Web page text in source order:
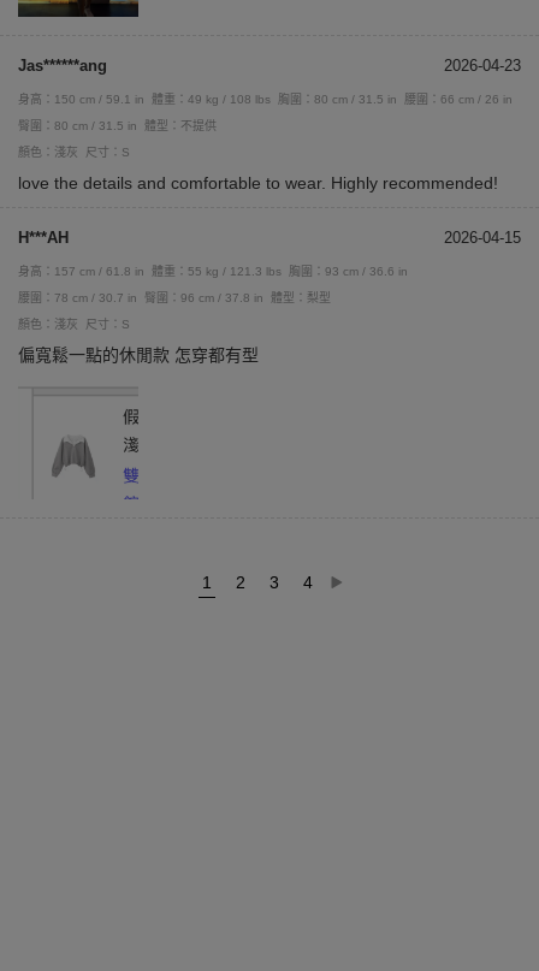
Jas******ang 2026-04-23
身高：150 cm / 59.1 in 體重：49 kg / 108 lbs 胸圍：80 cm / 31.5 in
腰圍：66 cm / 26 in
臀圍：80 cm / 31.5 in
體型：不提供
顏色：淺灰
尺寸：S
love the details and comfortable to wear. Highly recommended!
H***AH 2026-04-15
身高：157 cm / 61.8 in 體重：55 kg / 121.3 lbs
胸圍：93 cm / 36.6 in
腰圍：78 cm / 30.7 in
臀圍：96 cm / 37.8 in
體型：梨型
顏色：淺灰
尺寸：S
偏寬鬆一點的休閒款 怎穿都有型
1 2 3 4